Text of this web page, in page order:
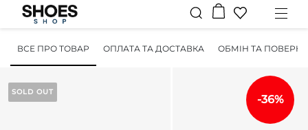
ВСЕ ПРО ТОВАР ОПЛАТА ТА ДОСТАВКА ОБМІН ТА
-36%
SOLD OUT